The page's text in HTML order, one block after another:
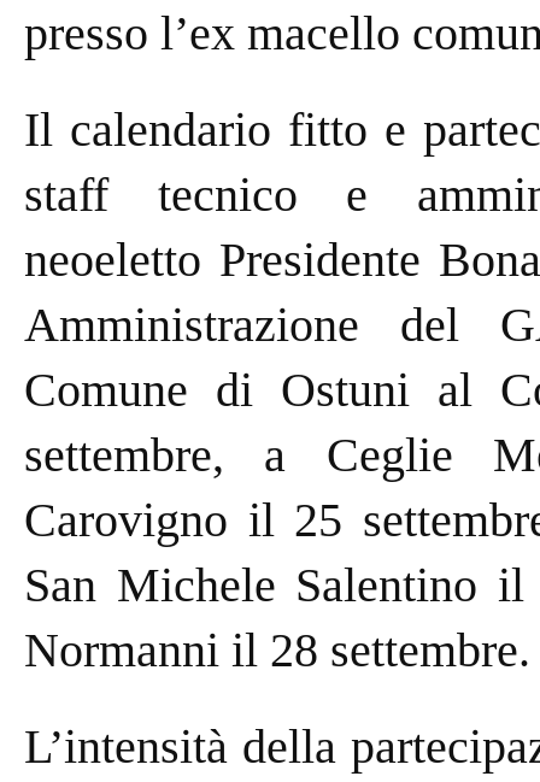
presso l’ex macello
Il calendario fitto e
staff tecnico e
neoeletto Presidente
Amministrazione del
Comune di Ostuni al
settembre, a Ceglie
Carovigno il 25
San Michele Salentino
Normanni il 28 settembre.
L’intensità della